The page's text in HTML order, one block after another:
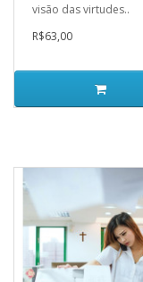
visão das virtudes..
R$63,00